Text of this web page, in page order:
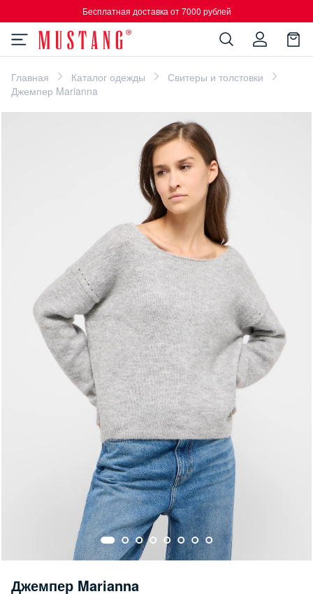
Бесплатная доставка от 7000 рублей
Главная Каталог одежды
Свитеры и толстовки
Джемпер Marianna
Джемпер Marianna